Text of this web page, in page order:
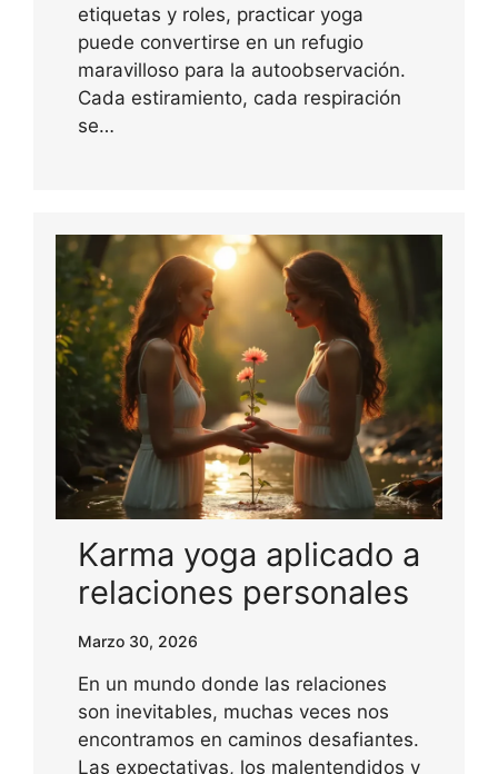
etiquetas y roles, practicar yoga
puede convertirse en un refugio
maravilloso para la autoobservación.
Cada estiramiento, cada respiración
se…
Karma yoga aplicado a
relaciones personales
Marzo 30, 2026
En un mundo donde las relaciones
son inevitables, muchas veces nos
encontramos en caminos desafiantes.
Las expectativas, los malentendidos y